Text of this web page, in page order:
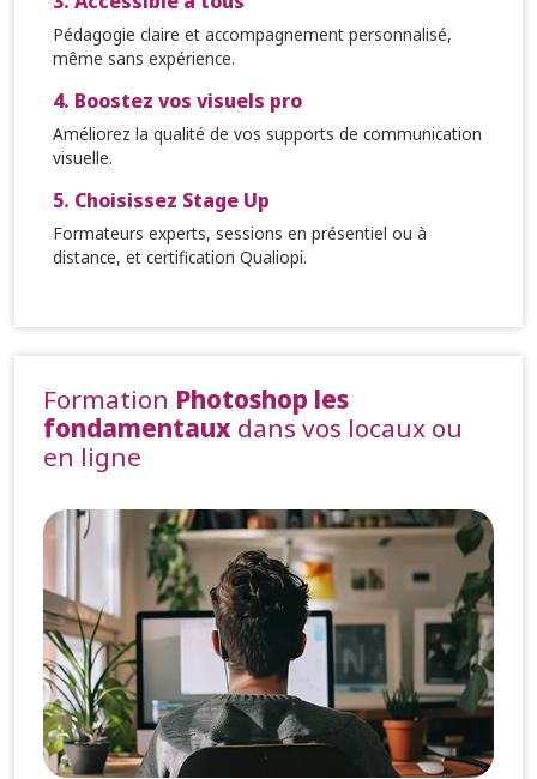
Pédagogie claire et accompagnement personnalisé,
même sans expérience.
4. Boostez vos visuels pro
Améliorez la qualité de vos supports de communication
visuelle.
5. Choisissez Stage Up
Formateurs experts, sessions en présentiel ou à
distance, et certification Qualiopi.
Formation Photoshop les
fondamentaux dans vos locaux ou
en ligne